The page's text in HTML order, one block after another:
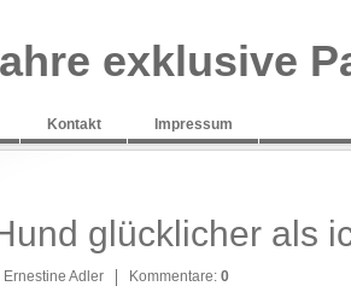
exklusive
Kontakt Impressum
glücklicher als
Ernestine Adler Kommentare: 0